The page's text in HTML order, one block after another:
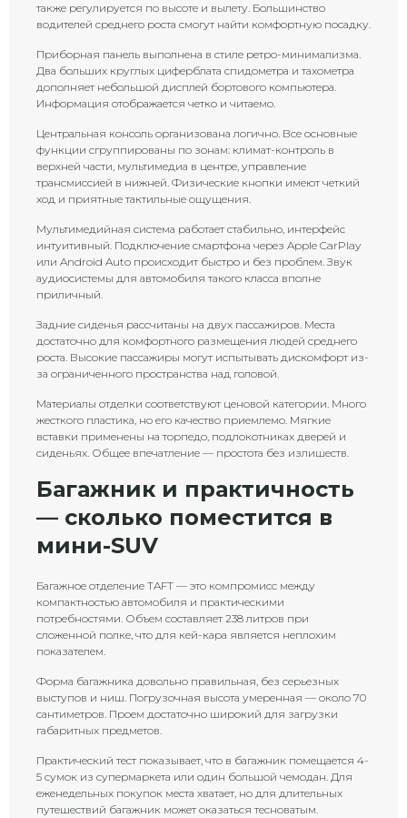
также регулируется по высоте и вылету. Большинство
водителей среднего роста смогут найти комфортную посадку.
Приборная панель выполнена в стиле ретро-минимализма.
Два больших круглых циферблата спидометра и тахометра
дополняет небольшой дисплей бортового компьютера.
Информация отображается четко и читаемо.
Центральная консоль организована логично. Все основные
функции сгруппированы по зонам: климат-контроль в
верхней части, мультимедиа в центре, управление
трансмиссией в нижней. Физические кнопки имеют четкий
ход и приятные тактильные ощущения.
Мультимедийная система работает стабильно, интерфейс
интуитивный. Подключение смартфона через Apple CarPlay
или Android Auto происходит быстро и без проблем. Звук
аудиосистемы для автомобиля такого класса вполне
приличный.
Задние сиденья рассчитаны на двух пассажиров. Места
достаточно для комфортного размещения людей среднего
роста. Высокие пассажиры могут испытывать дискомфорт из-
за ограниченного пространства над головой.
Материалы отделки соответствуют ценовой категории. Много
жесткого пластика, но его качество приемлемо. Мягкие
вставки применены на торпедо, подлокотниках дверей и
сиденьях. Общее впечатление — простота без излишеств.
Багажник и практичность
— сколько поместится в
мини-SUV
Багажное отделение TAFT — это компромисс между
компактностью автомобиля и практическими
потребностями. Объем составляет 238 литров при
сложенной полке, что для кей-кара является неплохим
показателем.
Форма багажника довольно правильная, без серьезных
выступов и ниш. Погрузочная высота умеренная — около 70
сантиметров. Проем достаточно широкий для загрузки
габаритных предметов.
Практический тест показывает, что в багажник помещается 4-
5 сумок из супермаркета или один большой чемодан. Для
еженедельных покупок места хватает, но для длительных
путешествий багажник может оказаться тесноватым.